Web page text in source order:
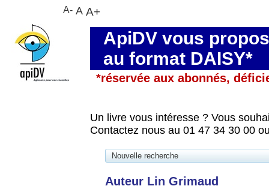
ApiDV vous
au format DAISY*
*réservée aux abonnés,
Un livre vous intéresse ? Vous
Contactez nous au 01 47 34 30 00
Nouvelle recherche
Auteur Lin Grimaud
A- A A+